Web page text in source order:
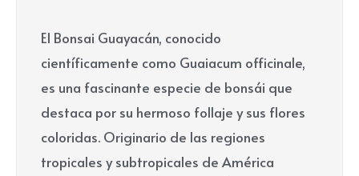
El Bonsai Guayacán, conocido
científicamente como Guaiacum officinale,
es una fascinante especie de bonsái que
destaca por su hermoso follaje y sus flores
coloridas. Originario de las regiones
tropicales y subtropicales de América